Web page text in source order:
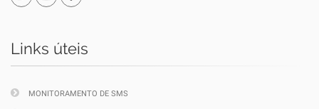
Links úteis
MONITORAMENTO DE SMS